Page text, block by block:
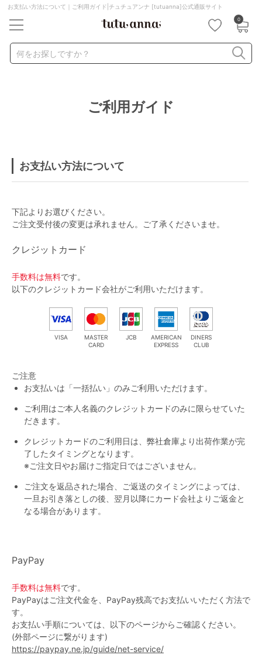
お支払い方法について｜ご利用ガイド|チュチュアンナ [tutuanna]公式通販サイト
0
何をお探しですか？
ノンワイヤー 特盛ブラ
チューブトップ
カテゴリから探す
ルームウェア ライフスタイル
マタニティ ギフトラッピング
SALE
サイズからブラを探す
A60
B65 B70 B75 B80
D65 D70 D75 D80
E65 E70 E75 E80 E85
F65 F70 F75
H70
SS
3L
S-AB S-CD S-EF
価格帯から探す
4,000円～
セールアイテムから探す
ご利用ガイド
お支払い方法について
下記よりお選びください。
ご注文受付後の変更は承れません。ご了承くださいませ。
クレジットカード
手数料は無料です。
以下のクレジットカード会社がご利用いただけます。
VISA
MASTER
CARD
JCB
AMERICAN
EXPRESS
DINERS
CLUB
ご注意
お支払いは「一括払い」のみご利用いただけます。
ご利用はご本人名義のクレジットカードのみに限らせていた
だきます。
クレジットカードのご利用日は、弊社倉庫より出荷作業が完
了したタイミングとなります。
※ご注文日やお届けご指定日ではございません。
ご注文を返品された場合、ご返送のタイミングによっては、
一旦お引き落としの後、翌月以降にカード会社よりご返金と
なる場合があります。
PayPay
手数料は無料です。
PayPayはご注文代金を、PayPay残高でお支払いいただく方法で
す。
お支払い手順については、以下のページからご確認ください。
(外部ページに繋がります)
https://paypay.ne.jp/guide/net-service/